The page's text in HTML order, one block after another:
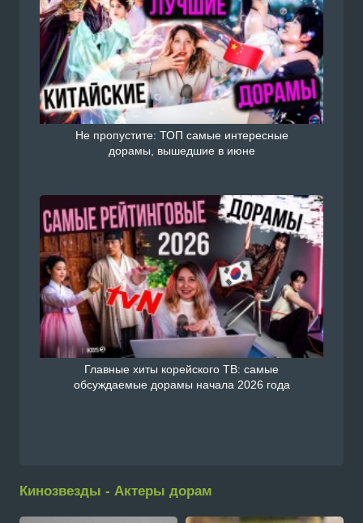
Не пропустите: ТОП самые интересные
дорамы, вышедшие в июне
Главные хиты корейского ТВ: самые
обсуждаемые дорамы начала 2026 года
Кинозвезды - Актеры дорам